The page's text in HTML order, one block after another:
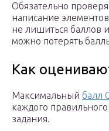
Обязательно
написание
не лишиться баллов
можно потерять
Как
Максимальный балл
каждого правильного
задания.